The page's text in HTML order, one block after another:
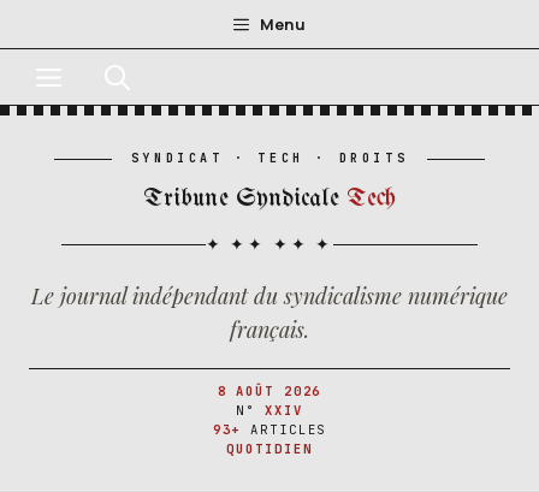
au
contenu
Menu
Menu
SYNDICAT · TECH · DROITS
Tribune Syndicale Tech
Le journal indépendant du syndicalisme numérique
français.
8 AOÛT 2026
N°XXIV
93+
ARTICLES
QUOTIDIEN